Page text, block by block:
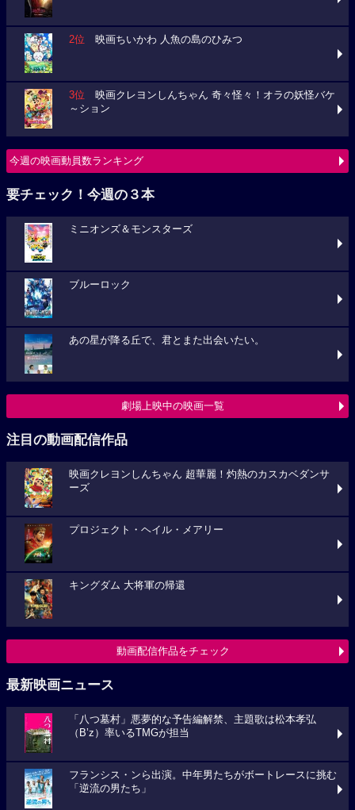
2位 映画ちいかわ 人魚の島のひみつ
3位 映画クレヨンしんちゃん 奇々怪々！オラの妖怪バケ
～ション
今週の映画動員数ランキング
要チェック！今週の３本
ミニオンズ＆モンスターズ
ブルーロック
あの星が降る丘で、君とまた出会いたい。
劇場上映中の映画一覧
注目の動画配信作品
映画クレヨンしんちゃん 超華麗！灼熱のカスカベダンサ
ーズ
プロジェクト・ヘイル・メアリー
キングダム 大将軍の帰還
動画配信作品をチェック
最新映画ニュース
「八つ墓村」悪夢的な予告編解禁、主題歌は松本孝弘
（B’z）率いるTMGが担当
フランシス・ンら出演。中年男たちがボートレースに挑む
「逆流の男たち」